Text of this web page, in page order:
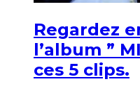
Regardez
l’album ”
ces 5 clips.